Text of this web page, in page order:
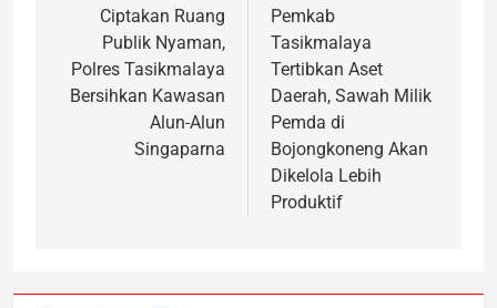
Ciptakan Ruang
Publik Nyaman,
Polres Tasikmalaya
Bersihkan Kawasan
Alun-Alun
Singaparna
Pemkab
Tasikmalaya
Tertibkan Aset
Daerah, Sawah Milik
Pemda di
Bojongkoneng Akan
Dikelola Lebih
Produktif